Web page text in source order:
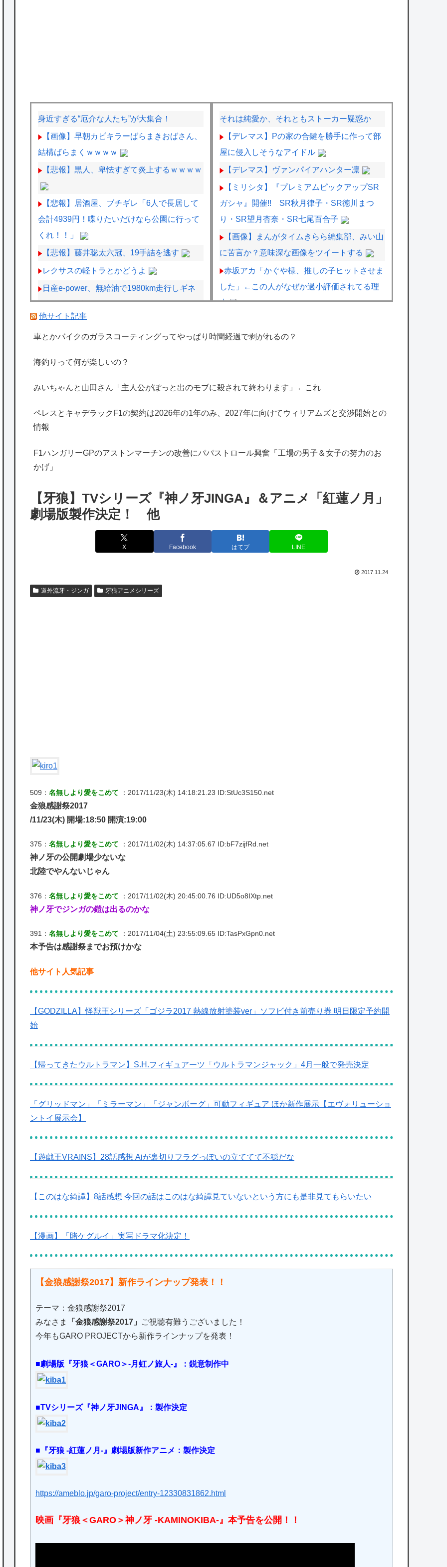
身近すぎる“厄介な人たち”が大集合！
【画像】早朝カビキラーばらまきおばさん、
結構ばらまくｗｗｗｗ
【悲報】黒人、卑怯すぎて炎上するｗｗｗｗ
【悲報】居酒屋、ブチギレ「6人で長居して
会計4939円！喋りたいだけなら公園に行って
くれ！！」
【悲報】藤井聡太六冠、19手詰を逃す
レクサスの軽トラとかどうよ
日産e-power、無給油で1980km走行しギネ
ス記録を達成
ペレスとキャデラックF1の契約は2026年の1
年のみ、2027年に向けてウィリアムズと交渉
出たあの親日経営者に海外が大騒ぎ
のは韓国人である理由がこちら…」→「日本
も感謝してるらしい…（ﾌﾞﾙﾌﾞﾙ」＝韓国の反
海外「日本よ、お前がナンバーワンだ」 熊
本地震直後の日本の対応のスピードに世界が
★【ワートリ】細かい情報まで含めて構成さ
それは純愛か、それともストーカー疑惑か
【デレマス】Pの家の合鍵を勝手に作って部
屋に侵入しそうなアイドル
【デレマス】ヴァンパイアハンター凛
【ミリシタ】『プレミアムピックアップSR
ガシャ』開催!! SR秋月律子・SR徳川まつ
り・SR望月杏奈・SR七尾百合子
【画像】まんがタイムきらら編集部、みい山
に苦言か？意味深な画像をツイートする
赤坂アカ「かぐや様、推しの子ヒットさせま
した」←この人がなぜか過小評価されてる理
由
尻のイラスト投稿にネット衝撃「この質感の
表をしてしまう！！！！！
だけなのか…絶望した
くなる？
【悲報】共同通信、ガチで逝く・・・・・・
【艦これ】今から提督に着任するなら皆吹雪
初期艦なんだろうか
【艦これ】煙幕してんのに大暴れしすぎちゃ
他サイト記事
車とかバイクのガラスコーティングってやっぱり時間経過で剥がれるの？
海釣りって何が楽しいの？
みいちゃんと山田さん「主人公がぽっと出のモブに殺されて終わります」←これ
ペレスとキャデラックF1の契約は2026年の1年のみ、2027年に向けてウィリアムズと交渉開始との
情報
F1ハンガリーGPのアストンマーチンの改善にパパストロール興奮「工場の男子＆女子の努力のお
かげ」
【牙狼】TVシリーズ『神ノ牙JINGA』＆アニメ「紅蓮ノ月」
劇場版製作決定！ 他
X Facebook はてブ LINE
2017.11.24
道外流牙・ジンガ 牙狼アニメシリーズ
509： 名無しより愛をこめて ：2017/11/23(木) 14:18:21.23 ID:StUc3S150.net
金狼感謝祭2017
/11/23(木) 開場:18:50 開演:19:00
375： 名無しより愛をこめて ：2017/11/02(木) 14:37:05.67 ID:bF7zijfRd.net
神ノ牙の公開劇場少ないな
北陸でやんないじゃん
376： 名無しより愛をこめて ：2017/11/02(木) 20:45:00.76 ID:UD5o8IXtp.net
神ノ牙でジンガの鎧は出るのかな
391： 名無しより愛をこめて ：2017/11/04(土) 23:55:09.65 ID:TasPxGpn0.net
本予告は感謝祭までお預けかな
他サイト人気記事
【GODZILLA】怪獣王シリーズ「ゴジラ2017 熱線放射塗装ver」ソフビ付き前売り券 明日限定予約開
始
【帰ってきたウルトラマン】S.H.フィギュアーツ「ウルトラマンジャック」4月一般で発売決定
「グリッドマン」「ミラーマン」「ジャンボーグ」可動フィギュア ほか新作展示【エヴォリューショ
ントイ展示会】
【遊戯王VRAINS】28話感想 Aiが裏切りフラグっぽいの立ててて不穏だな
【このはな綺譚】8話感想 今回の話はこのはな綺譚見ていないという方にも是非見てもらいたい
【漫画】「賭ケグルイ」実写ドラマ化決定！
【金狼感謝祭2017】新作ラインナップ発表！！
テーマ：金狼感謝祭2017
みなさま
「金狼感謝祭2017」
ご視聴有難うございました！
今年もGARO PROJECTから新作ラインナップを発表！
■劇場版『牙狼＜GARO＞-月虹ノ旅人-』：鋭意制作中
■TVシリーズ『神ノ牙JINGA』：製作決定
■『牙狼 -紅蓮ノ月-』劇場版新作アニメ：製作決定
https://ameblo.jp/garo-project/entry-12330831862.html
映画『牙狼＜GARO＞神ノ牙 -KAMINOKIBA-』本予告を公開！！